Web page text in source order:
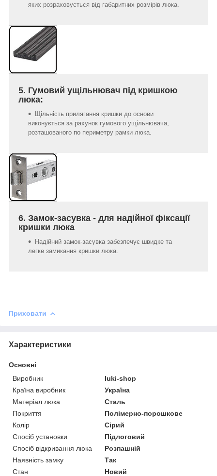
яких розраховується від габаритних розмірів люка.
5. Гумовий ущільнювач під кришкою
люка:
Щільність прилягання кришки до основи
виконується за рахунок гумового ущільнювача,
розташованого по периметру рамки люка.
6. Замок-засувка - для надійної фіксації
кришки люка
Надійний замок-засувка забезпечує швидке та
легке замикання кришки люка.
Приховати
Характеристики
Основні
Виробник
luki-shop
Країна виробник
Україна
Матеріал люка
Сталь
Покриття
Полімерно-порошкове
Колір
Сірий
Спосіб установки
Підлоговий
Спосіб відкривання люка
Розпашній
Наявність замку
Так
Стан
Новий